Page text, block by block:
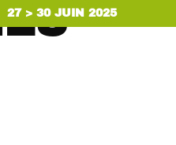
27 > 30 JUIN 2025